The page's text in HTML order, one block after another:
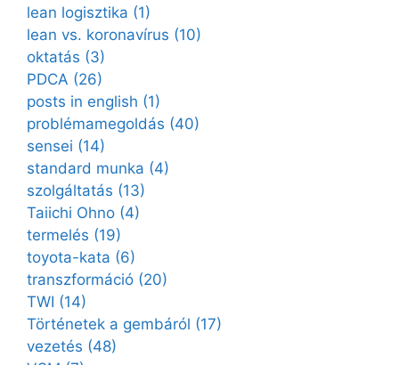
lean logisztika (1)
lean vs. koronavírus (10)
oktatás (3)
PDCA (26)
posts in english (1)
problémamegoldás (40)
sensei (14)
standard munka (4)
szolgáltatás (13)
Taiichi Ohno (4)
termelés (19)
toyota-kata (6)
transzformáció (20)
TWI (14)
Történetek a gembáról (17)
vezetés (48)